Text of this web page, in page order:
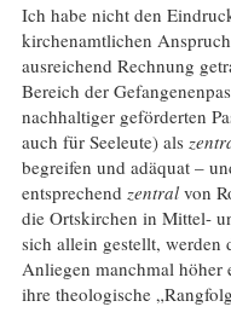
Ich habe nicht den
kirchenamtlichen
ausreichend Rechnung
Bereich der
nachhaltiger geförderten
auch für Seeleute) als
begreifen und adäquat –
entsprechend zentralvon
die Ortskirchen in Mittel-
sich allein gestellt, werden
Anliegen manchmal höher
ihre theologische